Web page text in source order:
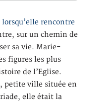
lorsqu’elle rencontre
sur un chemin de
sa vie. Marie-
figures les plus
de l’Eglise.
petite ville située en
elle était la